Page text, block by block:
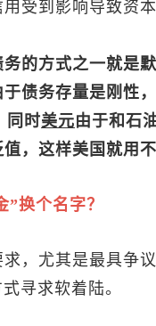
受到影响导致资
的方式之一就是
债务存量是刚性
同时美元由于和石
，这样美国就用
换个名字？
，尤其是最具争
寻求软着陆。